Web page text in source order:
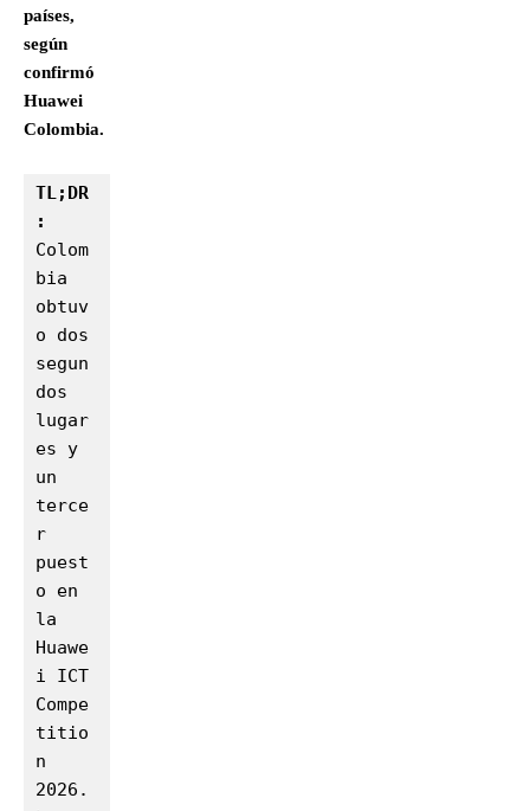
países,
según
confirmó
Huawei
Colombia.
TL;DR
:
Colom
bia
obtuv
o dos
segun
dos
lugar
es y
un
terce
r
puest
o en
la
Huawe
i ICT
Compe
titio
n
2026.